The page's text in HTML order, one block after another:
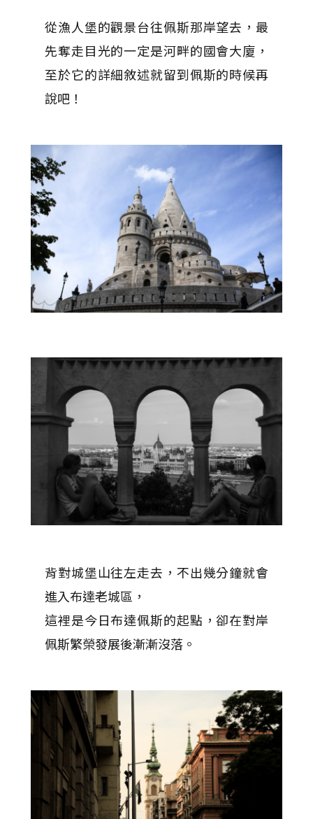
從漁人堡的觀景台往佩斯那岸望去，最
先奪走目光的一定是河畔的國會大廈，
至於它的詳細敘述就留到佩斯的時候再
說吧！
背對城堡山往左走去，不出幾分鐘就會
進入布達老城區，
這裡是今日布達佩斯的起點，卻在對岸
佩斯繁榮發展後漸漸沒落。